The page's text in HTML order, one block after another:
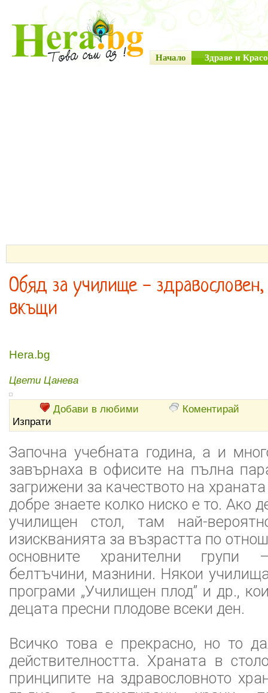
Начало Здраве и
Обяд за училище -
вкъщи
Hera.bg
Цвети Цанева
Добави в любими
Коментирай
Изпрати
Започна учебната година, а и
завърнаха в офисите на пълна
загрижени за качеството на
добре знаете колко ниско е то. Ако
училищен стол, там най-
изискванията за възрастта по
основните хранителни групи
белтъчини, мазнини. Някои
програми „Училищен плод” и др.,
децата пресни плодове всеки ден.
Всичко това е прекрасно, но то
действителността. Храната в
принципите на здравословното